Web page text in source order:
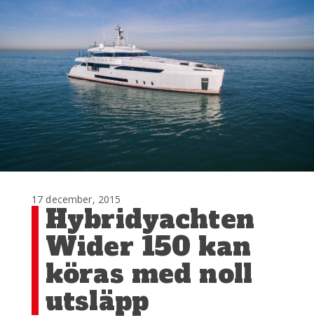
17 december, 2015
Hybridyachten
Wider 150 kan
köras med noll
utsläpp